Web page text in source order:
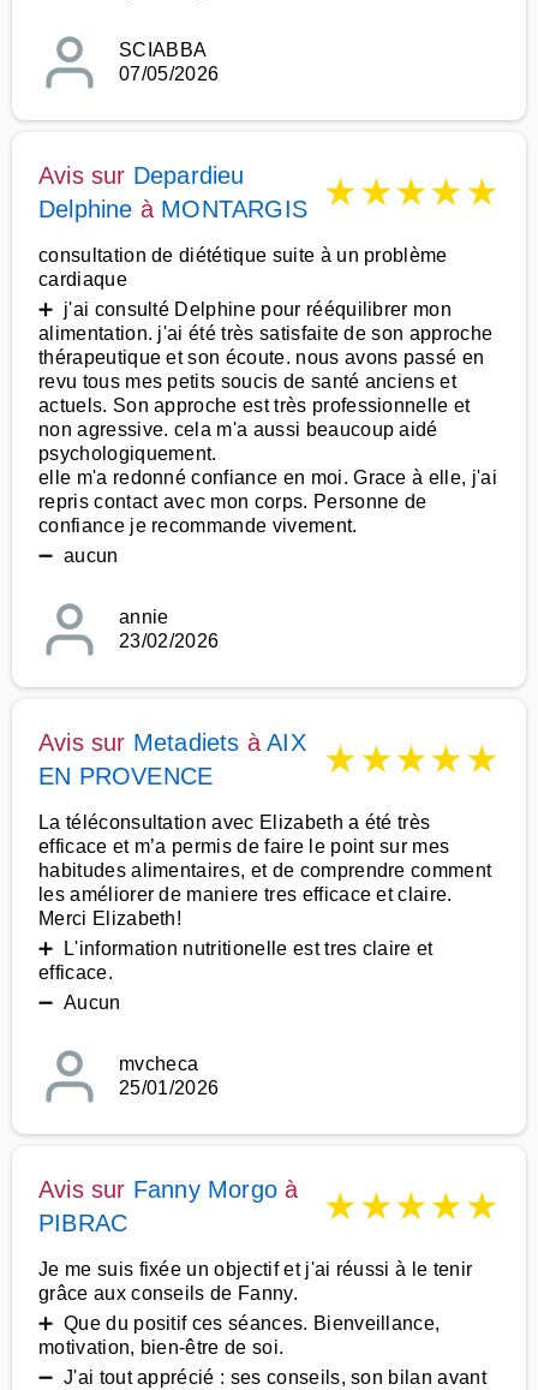
SCIABBA
07/05/2026
Avis sur Depardieu
Delphine à MONTARGIS ★★★★★
consultation de diététique suite à un problème
cardiaque
➕ j'ai consulté Delphine pour rééquilibrer mon
alimentation. j'ai été très satisfaite de son approche
thérapeutique et son écoute. nous avons passé en
revu tous mes petits soucis de santé anciens et
actuels. Son approche est très professionnelle et
non agressive. cela m'a aussi beaucoup aidé
psychologiquement.
elle m'a redonné confiance en moi. Grace à elle, j'ai
repris contact avec mon corps. Personne de
confiance je recommande vivement.
➖ aucun
annie
23/02/2026
Avis sur Metadiets àAIX
EN PROVENCE
★★★★★
La téléconsultation avec Elizabeth a été très
efficace et m’a permis de faire le point sur mes
habitudes alimentaires, et de comprendre comment
les améliorer de maniere tres efficace et claire.
Merci Elizabeth!
➕ L'information nutritionelle est tres claire et
efficace.
➖ Aucun
mvcheca
25/01/2026
Avis sur Fanny Morgo à
PIBRAC
★★★★★
Je me suis fixée un objectif et j'ai réussi à le tenir
grâce aux conseils de Fanny.
➕ Que du positif ces séances. Bienveillance,
motivation, bien-être de soi.
➖ J'ai tout apprécié : ses conseils, son bilan avant